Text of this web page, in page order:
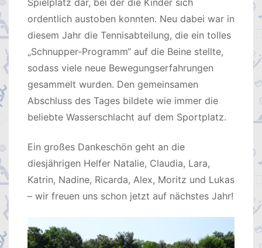
Spielplatz dar, bei der die Kinder sich
ordentlich austoben konnten. Neu dabei war in
diesem Jahr die Tennisabteilung, die ein tolles
„Schnupper-Programm“ auf die Beine stellte,
sodass viele neue Bewegungserfahrungen
gesammelt wurden. Den gemeinsamen
Abschluss des Tages bildete wie immer die
beliebte Wasserschlacht auf dem Sportplatz.
Ein großes Dankeschön geht an die
diesjährigen Helfer Natalie, Claudia, Lara,
Katrin, Nadine, Ricarda, Alex, Moritz und Lukas
– wir freuen uns schon jetzt auf nächstes Jahr!